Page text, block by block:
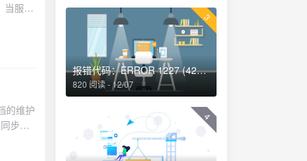
'integer', 'integer' => 'integer', 'string' => 'string', 'bool' => 'boolean', 'boolean' => 'boolean', 'float' => 'number', 'double' => 'number', 'array' => 'array', 'object' => 'object' ]; return $typeMap[strtolower($phpType)] ?? 'string'; } /** * 生成数据模型定义 */ private function generateSchemas(): array { // 基于常用数据结构生成模式定义 return [ 'User' => [ 'type' => 'object', 'properties' => [ 'id' => ['type' => 'integer'], 'name' => ['type' => 'string'], 'email' => ['type' => 'string', 'format' => 'email'] ] ], 'Error' => [ 'type' => 'object', 'properties' => [ 'code' => ['type' => 'integer'], 'message' => ['type' => 'strin
3
报错代码：ERROR 1227 (42000)-解决办法
820 阅读 - 12/07
4